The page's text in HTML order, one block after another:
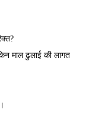
माल ढुलाई की लागत